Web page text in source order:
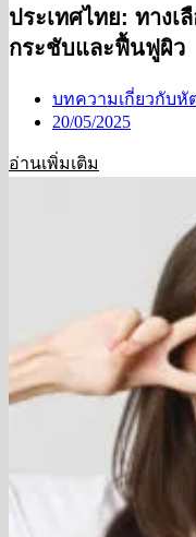
ประเทศไทย: ทาง
กระชับและฟื้นฟูผิว
บทความเกี่ยวกับหั
20/05/2025
อ่านเพิ่มเติม